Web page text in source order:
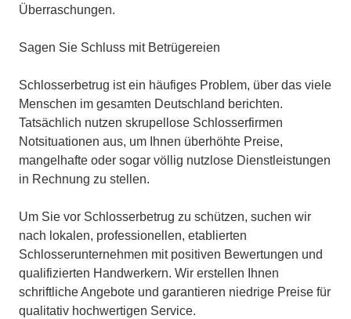
Überraschungen.
Sagen Sie Schluss mit Betrügereien
Schlosserbetrug ist ein häufiges Problem, über das viele
Menschen im gesamten Deutschland berichten.
Tatsächlich nutzen skrupellose Schlosserfirmen
Notsituationen aus, um Ihnen überhöhte Preise,
mangelhafte oder sogar völlig nutzlose Dienstleistungen
in Rechnung zu stellen.
Um Sie vor Schlosserbetrug zu schützen, suchen wir
nach lokalen, professionellen, etablierten
Schlosserunternehmen mit positiven Bewertungen und
qualifizierten Handwerkern. Wir erstellen Ihnen
schriftliche Angebote und garantieren niedrige Preise für
qualitativ hochwertigen Service.